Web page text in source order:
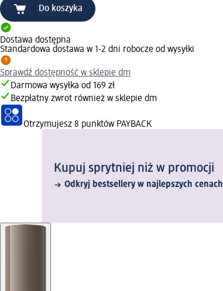
Do koszyka
Dostawa dostępna
Standardowa dostawa w 1-2 dni robocze od wysyłki
Sprawdź dostępność w sklepie dm
Darmowa wysyłka od 169 zł
Bezpłatny zwrot również w sklepie dm
Otrzymujesz 8 punktów PAYBACK
Kupuj sprytniej niż w promocji
Odkryj bestsellery w najlepszych cenach